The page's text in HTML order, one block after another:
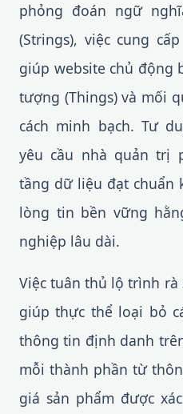
phỏng đoán ngữ
(Strings), việc cung
giúp website chủ động
tượng (Things) và mối
cách minh bạch. Tư
yêu cầu nhà quản trị
tầng dữ liệu đạt chuẩn
lòng tin bền vững
nghiệp lâu dài.
Việc tuân thủ lộ trình rà
giúp thực thể loại bỏ
thông tin định danh
mỗi thành phần từ
giá sản phẩm được